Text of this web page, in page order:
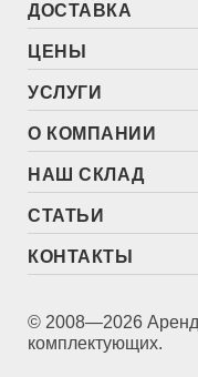
ДОСТАВКА
ЦЕНЫ
УСЛУГИ
О КОМПАНИИ
НАШ СКЛАД
СТАТЬИ
КОНТАКТЫ
© 2008—2026
комплектующих.